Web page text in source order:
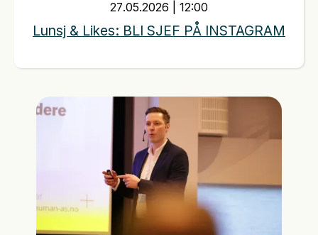
27.05.2026 12:00
Lunsj & Likes: BLI SJEF PÅ INSTAGRAM